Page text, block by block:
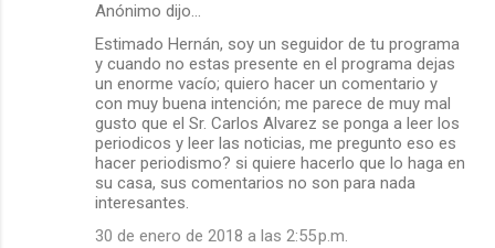
Anónimo dijo…
Estimado Hernán, soy un seguidor de tu programa
y cuando no estas presente en el programa dejas
un enorme vacío; quiero hacer un comentario y
con muy buena intención; me parece de muy mal
gusto que el Sr. Carlos Alvarez se ponga a leer los
periodicos y leer las noticias, me pregunto eso es
hacer periodismo? si quiere hacerlo que lo haga en
su casa, sus comentarios no son para nada
interesantes.
30 de enero de 2018 a las 2:55 p.m.